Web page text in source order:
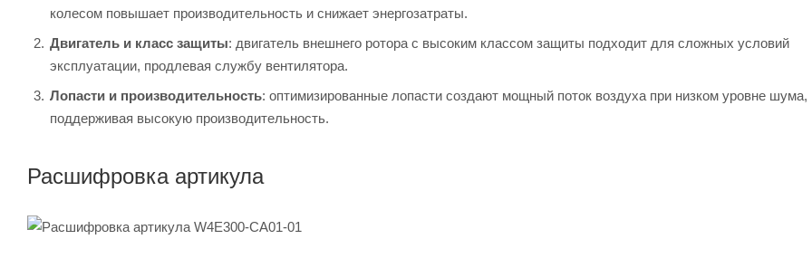
колесом повышает производительность и снижает энергозатраты.
Двигатель и класс защиты: двигатель внешнего ротора с высоким классом защиты подходит для сложных условий
эксплуатации, продлевая службу вентилятора.
Лопасти и производительность: оптимизированные лопасти создают мощный поток воздуха при низком уровне шума,
поддерживая высокую производительность.
Расшифровка артикула